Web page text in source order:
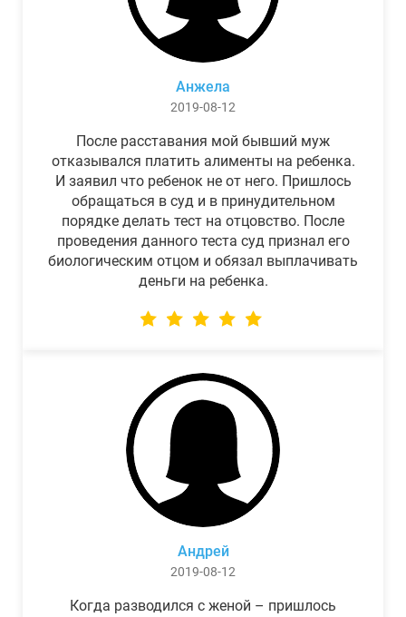
Анжела
2019-08-12
После расставания мой бывший муж
отказывался платить алименты на ребенка.
И заявил что ребенок не от него. Пришлось
обращаться в суд и в принудительном
порядке делать тест на отцовство. После
проведения данного теста суд признал его
биологическим отцом и обязал выплачивать
деньги на ребенка.
Андрей
2019-08-12
Когда разводился с женой – пришлось